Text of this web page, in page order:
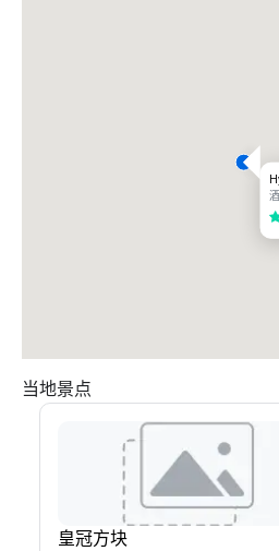
当地景点
皇冠方块